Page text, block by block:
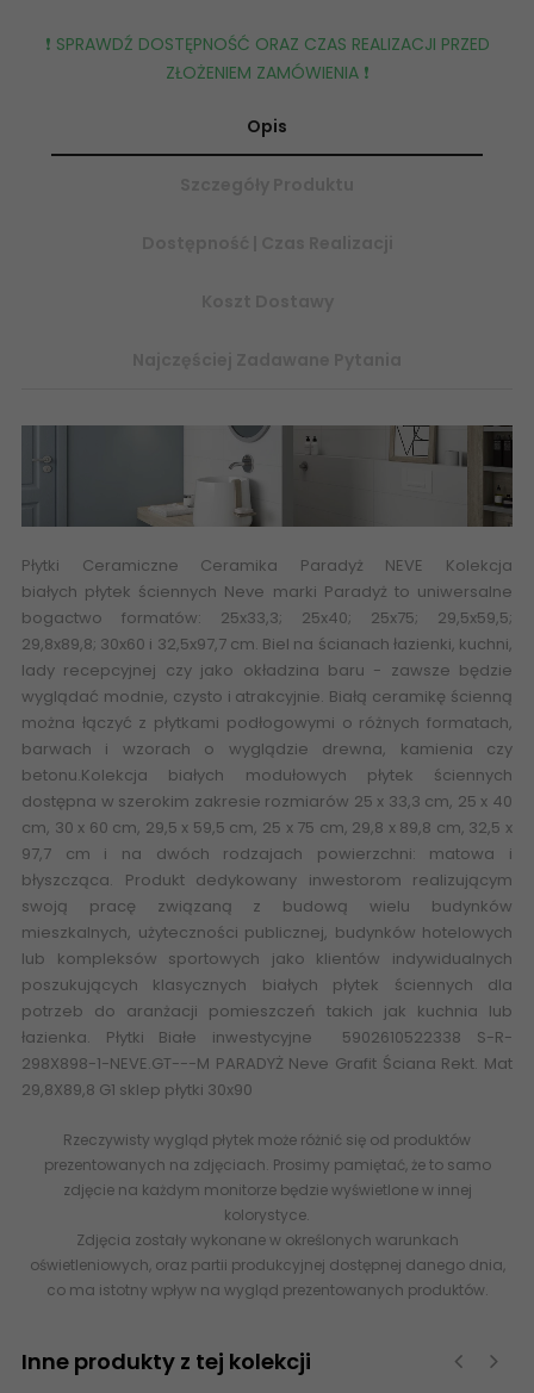
❗️ SPRAWDŹ DOSTĘPNOŚĆ ORAZ CZAS REALIZACJI PRZED
ZŁOŻENIEM ZAMÓWIENIA ❗️
Opis
Płytki Ceramiczne Ceramika Paradyż NEVE Kolekcja
białych płytek ściennych Neve marki Paradyż to uniwersalne
bogactwo formatów: 25x33,3; 25x40; 25x75; 29,5x59,5;
29,8x89,8; 30x60 i 32,5x97,7 cm. Biel na ścianach łazienki, kuchni,
lady recepcyjnej czy jako okładzina baru - zawsze będzie
wyglądać modnie, czysto i atrakcyjnie. Białą ceramikę ścienną
można łączyć z płytkami podłogowymi o różnych formatach,
barwach i wzorach o wyglądzie drewna, kamienia czy
betonu.Kolekcja białych modułowych płytek ściennych
dostępna w szerokim zakresie rozmiarów 25 x 33,3 cm, 25 x 40
cm, 30 x 60 cm, 29,5 x 59,5 cm, 25 x 75 cm, 29,8 x 89,8 cm, 32,5 x
97,7 cm i na dwóch rodzajach powierzchni: matowa i
błyszcząca. Produkt dedykowany inwestorom realizującym
swoją pracę związaną z budową wielu budynków
mieszkalnych, użyteczności publicznej, budynków hotelowych
lub kompleksów sportowych jako klientów indywidualnych
poszukujących klasycznych białych płytek ściennych dla
potrzeb do aranżacji pomieszczeń takich jak kuchnia lub
łazienka. Płytki Białe inwestycyjne
5902610522338 S-R-
298X898-1-NEVE.GT---M PARADYŻ Neve Grafit Ściana Rekt. Mat
29,8X89,8 G1 sklep płytki 30x90
Rzeczywisty wygląd płytek może różnić się od produktów
prezentowanych na zdjęciach. Prosimy pamiętać, że to samo
zdjęcie na każdym monitorze będzie wyświetlone w innej
kolorystyce.
Zdjęcia zostały wykonane w określonych warunkach
oświetleniowych, oraz partii produkcyjnej dostępnej danego dnia,
co ma istotny wpływ na wygląd prezentowanych produktów.
Inne produkty z tej kolekcji